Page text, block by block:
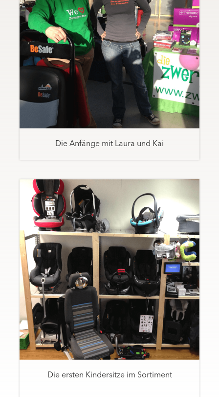
Die Anfänge mit Laura und Kai
Die ersten Kindersitze im Sortiment